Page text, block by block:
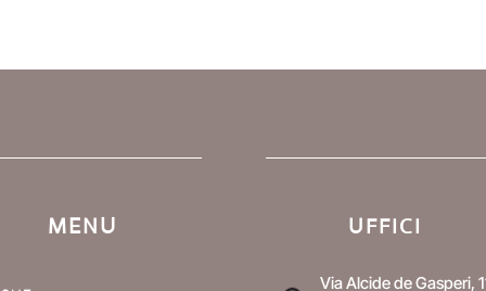
MENU UFFICI
Via Alcide de Gasperi,